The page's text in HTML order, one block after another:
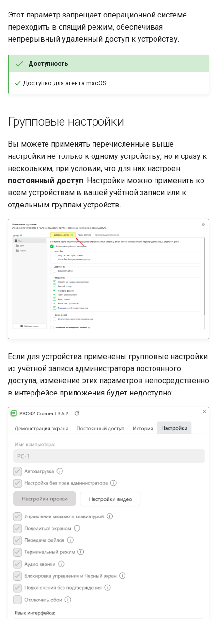
Этот параметр запрещает операционной системе
переходить в спящий режим, обеспечивая
непрерывный удалённый доступ к устройству.
Доступность
Доступно для агента macOS
Групповые настройки
Вы можете применять перечисленные выше
настройки не только к одному устройству, но и сразу к
нескольким, при условии, что для них настроен
постоянный доступ. Настройки можно применить ко
всем устройствам в вашей учётной записи или к
отдельным группам устройств.
Если для устройства применены групповые настройки
из учётной записи администратора постоянного
доступа, изменение этих параметров непосредственно
в интерфейсе приложения будет недоступно: